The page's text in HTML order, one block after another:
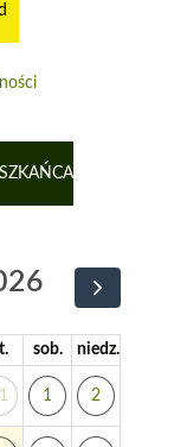
sob. niedz.
1 2